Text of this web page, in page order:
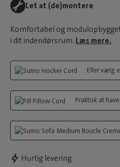
Let at (de)montere
Komfortabel og
i dit indendørsrum. Læs mere.
Eller vælg
Praktisk at
Hurtig levering